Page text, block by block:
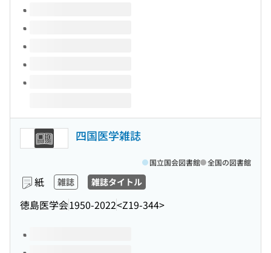
このタイトルの巻号
四国医学雑誌
紙 雑誌 雑誌タイトル
徳島医学会1950-2022<Z19-344>
国立国会図書館 全国の図書館
このタイトルの巻号